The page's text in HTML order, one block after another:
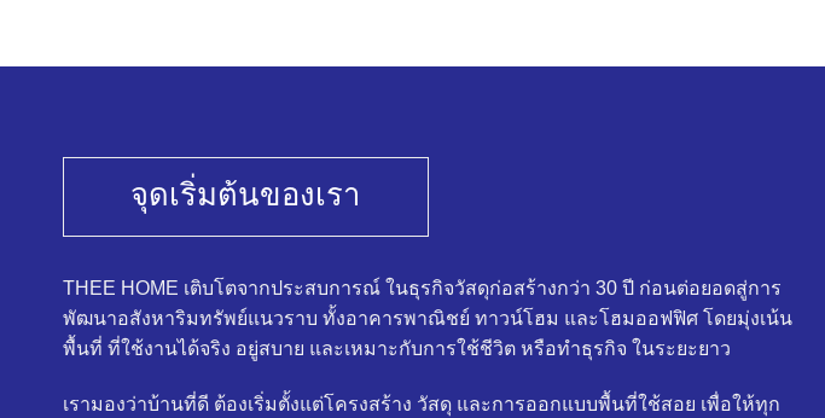
จุดเริ่มต้นของเรา
THEE HOME เติบโตจากประสบการณ์ ในธุรกิจวัสดุก่อสร้างกว่า 30 ปี ก่อนต่อยอดสู่การ
พัฒนาอสังหาริมทรัพย์แนวราบ ทั้งอาคารพาณิชย์ ทาวน์โฮม และโฮมออฟฟิศ โดยมุ่งเน้น
พื้นที่ ที่ใช้งานได้จริง อยู่สบาย และเหมาะกับการใช้ชีวิต หรือทำธุรกิจ ในระยะยาว
เรามองว่าบ้านที่ดี ต้องเริ่มตั้งแต่โครงสร้าง วัสดุ และการออกแบบพื้นที่ใช้สอย เพื่อให้ทุก